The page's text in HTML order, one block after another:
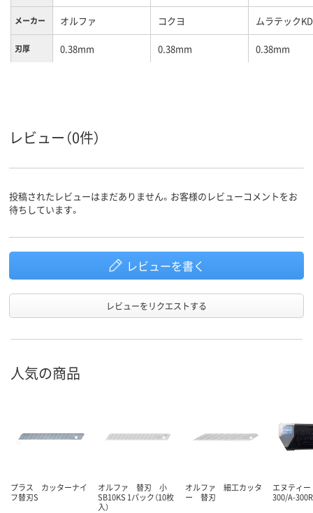
メーカー オルファ コクヨ ムラテック
刃厚 0.38mm 0.38mm 0.38mm
レビュー（0件）
投稿されたレビューはまだありません。お客様のレビューコメントをお
待ちしています。
レビューを書く
レビューをリクエストする
人気の商品
プラス カッターナイ
フ替刃S
オルファ 替刃 小
SB10KS 1パック（10枚
入）
オルファ 細工カッタ
ー 替刃
エヌティ
300/A-